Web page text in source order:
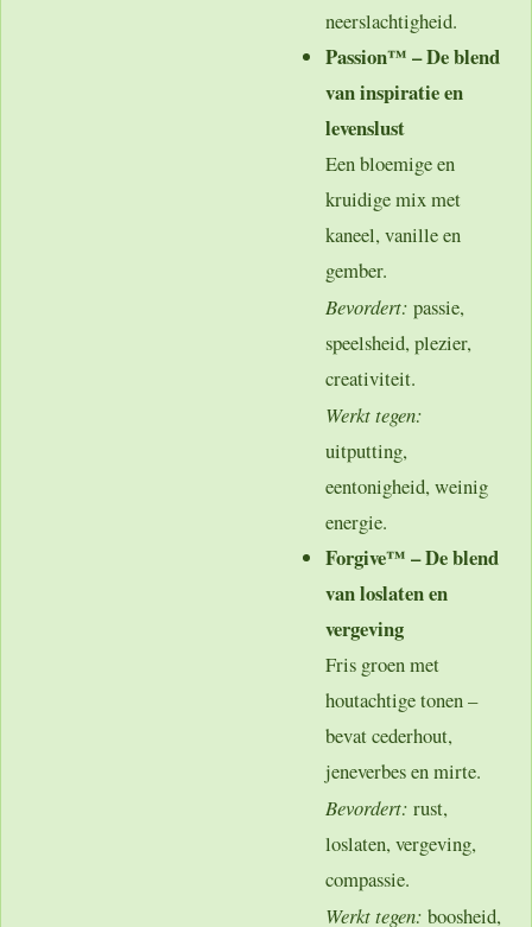
neerslachtigheid.
Passion™ – De blend
van inspiratie en
levenslust
Een bloemige en
kruidige mix met
kaneel, vanille en
gember.
Bevordert: passie,
speelsheid, plezier,
creativiteit.
Werkt tegen:
uitputting,
eentonigheid, weinig
energie.
Forgive™ – De blend
van loslaten en
vergeving
Fris groen met
houtachtige tonen –
bevat cederhout,
jeneverbes en mirte.
Bevordert: rust,
loslaten, vergeving,
compassie.
Werkt tegen: boosheid,